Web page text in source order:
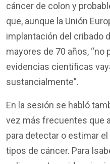
cáncer de colon y
que, aunque la Unión
implantación del cribado
mayores de 70 años, “no
evidencias científicas
sustancialmente”.
En la sesión se habló
vez más frecuentes que
para detectar o estimar
tipos de cáncer. Para